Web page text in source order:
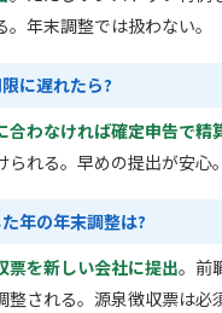
年末調整では扱わない。
に遅れたら?
合わなければ確定申告で精
られる。早めの提出が安心。
年の年末調整は?
票を新しい会社に提出。前
整される。源泉徴収票は必